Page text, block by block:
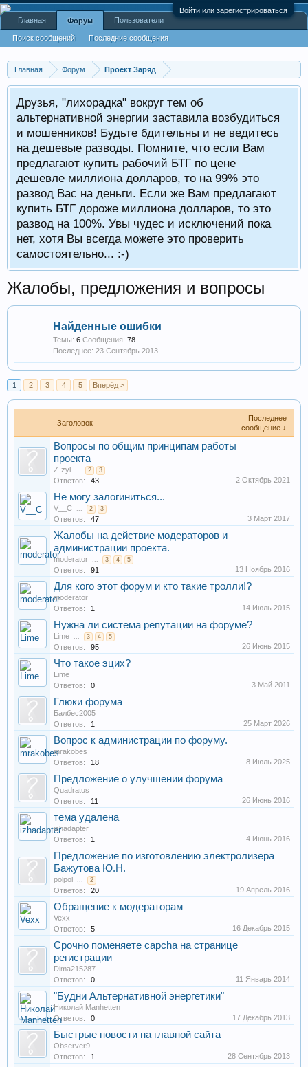
Войти или зарегистрироваться
Главная Форум Проект Заряд
Друзья, "лихорадка" вокруг тем об
альтернативной энергии заставила возбудиться
и мошенников! Будьте бдительны и не ведитесь
на дешевые разводы. Помните, что если Вам
предлагают купить рабочий БТГ по цене
дешевле миллиона долларов, то на 99% это
развод Вас на деньги. Если же Вам предлагают
купить БТГ дороже миллиона долларов, то это
развод на 100%. Увы чудес и исключений пока
нет, хотя Вы всегда можете это проверить
самостоятельно... :-)
Жалобы, предложения и вопросы
Найденные ошибки
Темы: 6 Сообщения: 78
23 Сентябрь 2013
1 2 3 4 5 Вперёд >
Заголовок
Последнее
сообщение ↓
Вопросы по общим принципам работы
проекта
Z-zyl ... 2 3
Ответов: 43 2 Октябрь 2021
Не могу залогиниться...
V__C ... 2 3
Ответов: 47 3 Март 2017
Жалобы на действие модераторов и
администрации проекта.
moderator ... 3 4 5
Ответов: 91 13 Ноябрь 2016
Для кого этот форум и кто такие тролли!?
moderator
Ответов:
1 14 Июль 2015
Нужна ли система репутации на форуме?
Lime ... 3 4 5
Ответов: 95 26 Июнь 2015
Что такое эцих?
Lime
Ответов:
0 3 Май 2011
Глюки форума
Балбес2005
Ответов:
1 25 Март 2026
Вопрос к администрации по форуму.
mrakobes
Ответов:
18 8 Июль 2025
Предложение о улучшении форума
Quadratus
Ответов:
11 26 Июнь 2016
тема удалена
izhadapter
Ответов:
1 4 Июнь 2016
Предложение по изготовлению электролизера
Бажутова Ю.Н.
polpol ... 2
Ответов: 20 19 Апрель 2016
Обращение к модераторам
Vexx
Ответов:
5 16 Декабрь 2015
Срочно поменяете capcha на странице
регистрации
Dima215287
Ответов:
0 11 Январь 2014
"Будни Альтернативной энергетики"
Николай Manhetten
Ответов:
0 17 Декабрь 2013
Быстрые новости на главной сайта
Observer9
Ответов:
1 28 Сентябрь 2013
Главная Форум
Поиск сообщений Последние сообщения
Пользователи